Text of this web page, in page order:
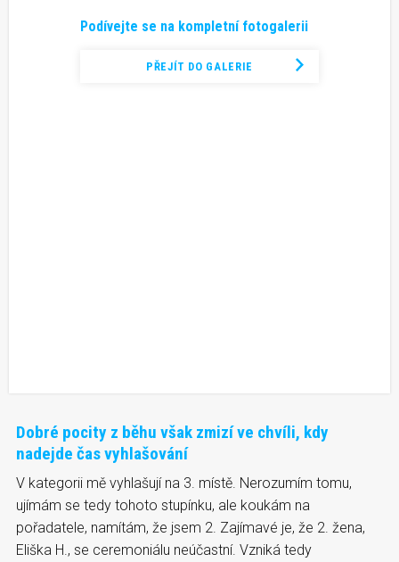
Podívejte se na kompletní fotogalerii
PŘEJÍT DO GALERIE
Dobré pocity z běhu však zmizí ve chvíli, kdy
nadejde čas vyhlašování
V kategorii mě vyhlašují na 3. místě. Nerozumím tomu,
ujímám se tedy tohoto stupínku, ale koukám na
pořadatele, namítám, že jsem 2. Zajímavé je, že 2. žena,
Eliška H., se ceremoniálu neúčastní. Vzniká tedy